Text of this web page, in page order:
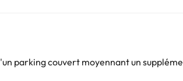
parking couvert moyennant un